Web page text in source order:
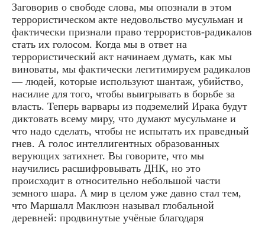
Заговорив о свободе слова, мы опознали в этом
террористическом акте недовольство мусульман и
фактически признали право террористов-радикалов
стать их голосом. Когда мы в ответ на
террористический акт начинаем думать, как мы
виноваты, мы фактически легитимируем радикалов
— людей, которые используют шантаж, убийство,
насилие для того, чтобы выигрывать в борьбе за
власть. Теперь варвары из подземелий Ирака будут
диктовать всему миру, что думают мусульмане и
что надо сделать, чтобы не испытать их праведный
гнев. А голос интеллигентных образованных
верующих затихнет. Вы говорите, что мы
научились расшифровывать ДНК, но это
происходит в относительно небольшой части
земного шара. А мир в целом уже давно стал тем,
что Маршалл Маклюэн называл глобальной
деревней: продвинутые учёные благодаря